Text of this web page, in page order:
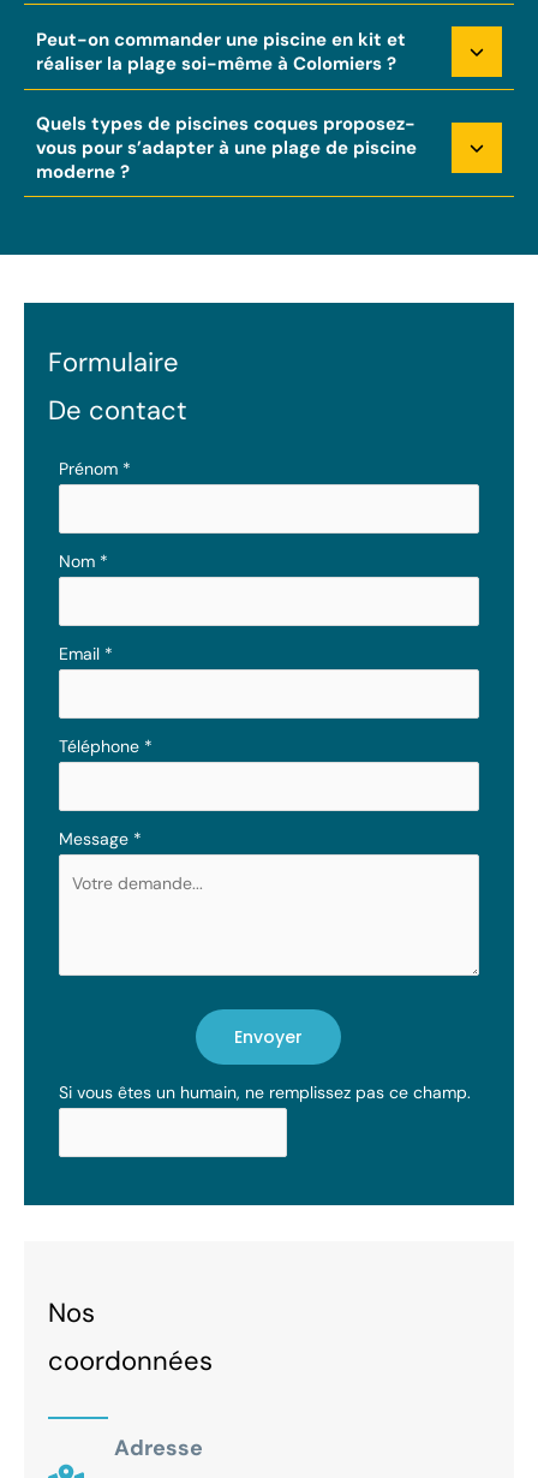
Peut-on commander une piscine en kit et
réaliser la plage soi-même à Colomiers ?
Quels types de piscines coques proposez-
vous pour s’adapter à une plage de piscine
moderne ?
Formulaire
De contact
Formulaire
avec
téléphone
Prénom *
Nom *
Email *
Téléphone *
Message *
Envoyer
Si vous êtes un humain, ne remplissez pas ce champ.
Nos
coordonnées
Adresse